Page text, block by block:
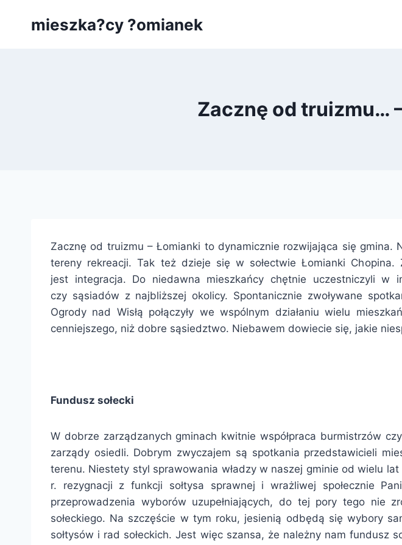
mieszka?cy ?omianek
Zacznę od truizmu…
Zacznę od truizmu – Łomianki to dynamicznie rozwijająca się
tereny rekreacji. Tak też dzieje się w sołectwie Łomianki
jest integracja. Do niedawna mieszkańcy chętnie uczestniczyli w
czy sąsiadów z najbliższej okolicy. Spontanicznie zwoływane
Ogrody nad Wisłą połączyły we wspólnym działaniu wielu
cenniejszego, niż dobre sąsiedztwo. Niebawem dowiecie się, jakie
Fundusz sołecki
W dobrze zarządzanych gminach kwitnie współpraca burmistrzów
zarządy osiedli. Dobrym zwyczajem są spotkania przedstawicieli
terenu. Niestety styl sprawowania władzy w naszej gminie od wielu
r. rezygnacji z funkcji sołtysa sprawnej i wrażliwej społecznie
przeprowadzenia wyborów uzupełniających, do tej pory tego nie
sołeckiego. Na szczęście w tym roku, jesienią odbędą się wybory
sołtysów i rad sołeckich. Jest więc szansa, że należny nam fundusz